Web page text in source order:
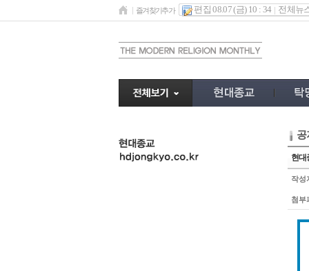
즐겨찾기추가 편집 08.07 (금) 10 : 34 전체뉴
공
현대
작성
첨부